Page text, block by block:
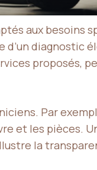
aux besoins
d’un diagnostic
proposés,
Par
et les pièces.
la